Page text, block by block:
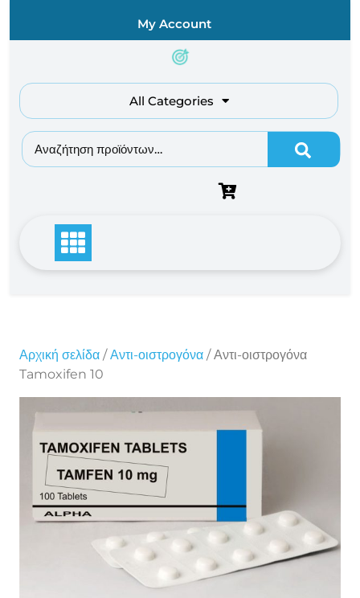
My Account
All Categories
Αναζήτηση για:
Αρχική σελίδα /Αντι-οιστρογόνα / Αντι-οιστρογόνα
Tamoxifen 10